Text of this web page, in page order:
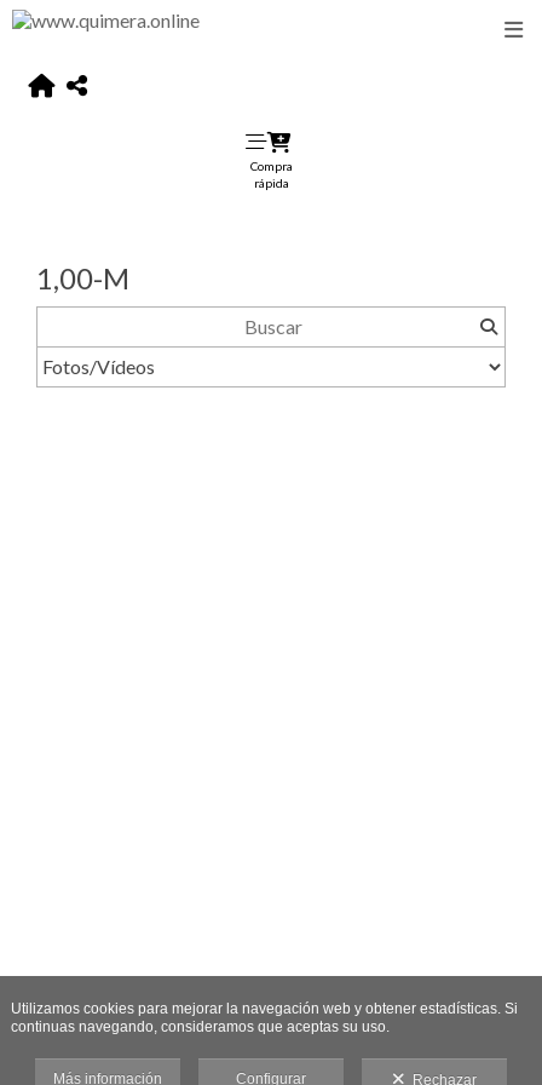
Compra
rápida
1,00-M
Utilizamos cookies para mejorar la navegación web y obtener estadísticas. Si
continuas navegando, consideramos que aceptas su uso.
Más información Configurar Rechazar